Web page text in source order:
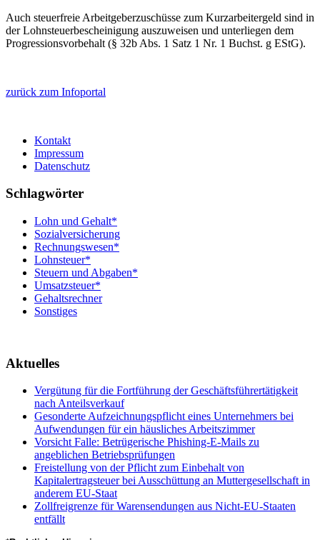
Auch steuerfreie Arbeitgeberzuschüsse zum Kurzarbeitergeld sind in
der Lohnsteuerbescheinigung auszuweisen und unterliegen dem
Progressionsvorbehalt (§ 32b Abs. 1 Satz 1 Nr. 1 Buchst. g EStG).
zurück zum Infoportal
Kontakt
Impressum
Datenschutz
Schlagwörter
Lohn und Gehalt*
Sozialversicherung
Rechnungswesen*
Lohnsteuer*
Steuern und Abgaben*
Umsatzsteuer*
Gehaltsrechner
Sonstiges
Aktuelles
Vergütung für die Fortführung der Geschäftsführertätigkeit
nach Anteilsverkauf
Gesonderte Aufzeichnungspflicht eines Unternehmers bei
Aufwendungen für ein häusliches Arbeitszimmer
Vorsicht Falle: Betrügerische Phishing-E-Mails zu
angeblichen Betriebsprüfungen
Freistellung von der Pflicht zum Einbehalt von
Kapitalertragsteuer bei Ausschüttung an Muttergesellschaft in
anderem EU-Staat
Zollfreigrenze für Warensendungen aus Nicht-EU-Staaten
entfällt